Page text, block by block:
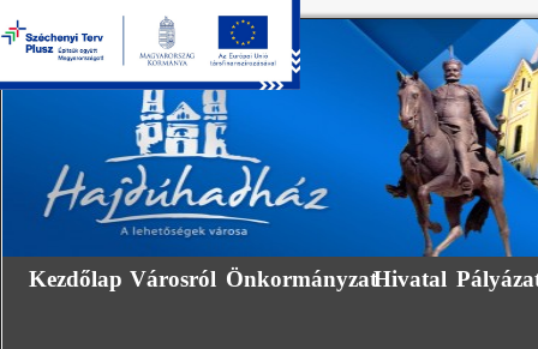
Kezdőlap Városról ÖnkormányzatHivatal